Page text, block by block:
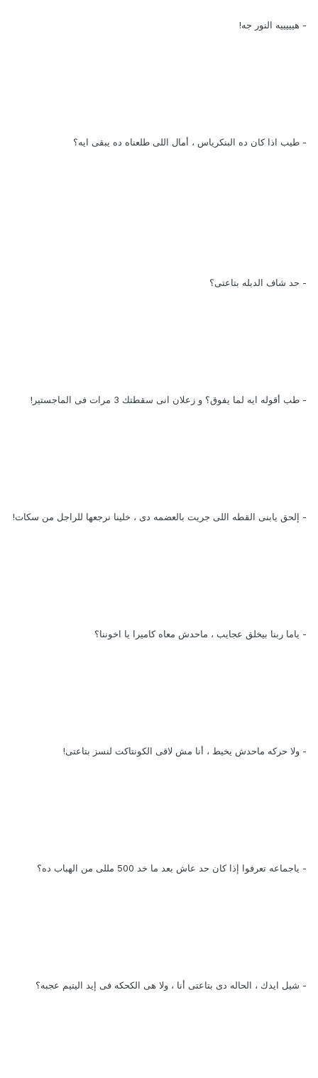
- هيييييه النور جه!
- طيب اذا كان ده البنكرياس ، أمال اللى طلعناه ده يبقى ايه؟
- حد شاف الدبله بتاعتى؟
- طب أقوله ايه لما يفوق؟ و زعلان انى سقطتك 3 مرات فى الماجستير!
- إلحق يابنى القطه اللى جريت بالعضمه دى ، خلينا نرجعها للراجل من سكات!
- ياما ربنا بيخلق عجايب ، ماحدش معاه كاميرا يا اخوننا؟
- ولا حركه ماحدش يخيط ، أنا مش لاقى الكونتاكت لنسز بتاعتى!
- ياجماعه تعرفوا إذا كان حد عاش بعد ما خد 500 مللى من الهباب ده؟
- شيل ايدك ، الحاله دى بتاعتى أنا ، ولا هى الكحكه فى إيد اليتيم عجبه؟